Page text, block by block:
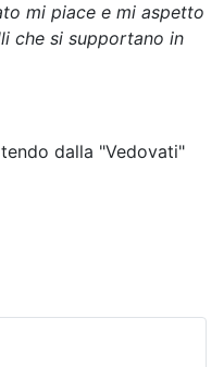
mi piace e mi aspetto
che si supportano in
dalla "Vedovati"